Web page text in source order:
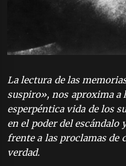
La lectura de las
suspiro», nos aproxima a
esperpéntica vida de los
en el poder del escándalo
frente a las proclamas de
verdad.